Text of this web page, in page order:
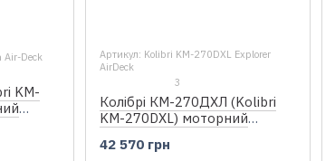
Air-Deck
KM-
Артикул: Kolibri KM-270DXL Explorer
AirDeck
3
Колібрі КМ-270ДХЛ (Kolibri
KM-270DXL) моторний
Air-Deck
42 570 грн